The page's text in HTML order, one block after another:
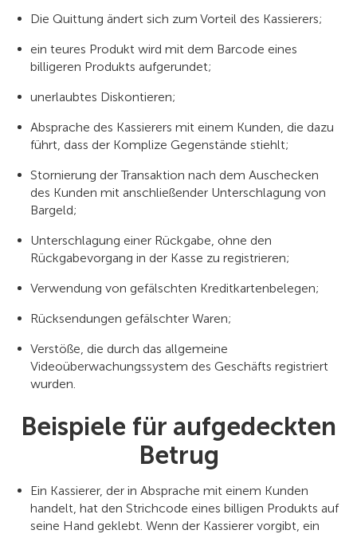
Die Quittung ändert sich zum Vorteil des Kassierers;
ein teures Produkt wird mit dem Barcode eines
billigeren Produkts aufgerundet;
unerlaubtes Diskontieren;
Absprache des Kassierers mit einem Kunden, die dazu
führt, dass der Komplize Gegenstände stiehlt;
Stornierung der Transaktion nach dem Auschecken
des Kunden mit anschließender Unterschlagung von
Bargeld;
Unterschlagung einer Rückgabe, ohne den
Rückgabevorgang in der Kasse zu registrieren;
Verwendung von gefälschten Kreditkartenbelegen;
Rücksendungen gefälschter Waren;
Verstöße, die durch das allgemeine
Videoüberwachungssystem des Geschäfts registriert
wurden.
Beispiele für aufgedeckten
Betrug
Ein Kassierer, der in Absprache mit einem Kunden
handelt, hat den Strichcode eines billigen Produkts auf
seine Hand geklebt. Wenn der Kassierer vorgibt, ein